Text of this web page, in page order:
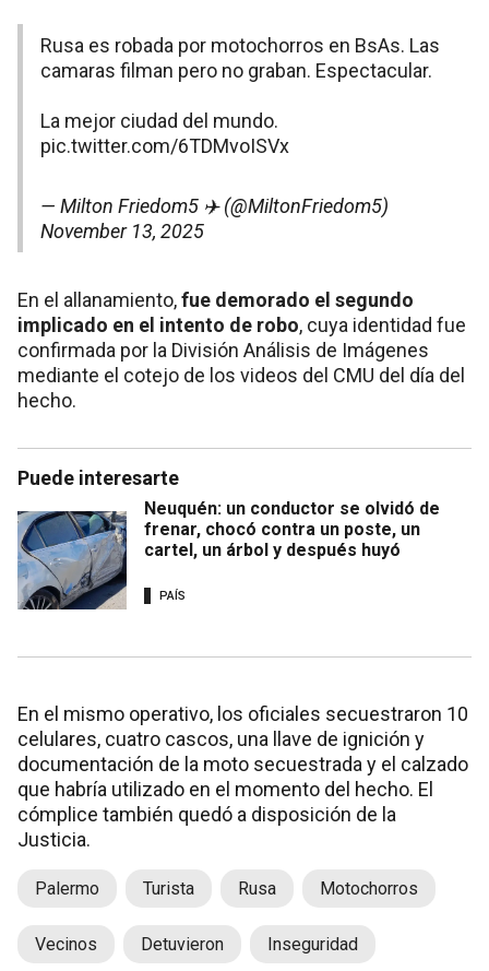
Rusa es robada por motochorros en BsAs. Las
camaras filman pero no graban. Espectacular.
La mejor ciudad del mundo.
pic.twitter.com/6TDMvoISVx
— Milton Friedom5 ✈️ (@MiltonFriedom5)
November 13, 2025
En el allanamiento,fue demorado el segundo
implicado en el intento de robo, cuya identidad fue
confirmada por la División Análisis de Imágenes
mediante el cotejo de los videos del CMU del día del
hecho.
Puede interesarte
Neuquén: un conductor se olvidó de
frenar, chocó contra un poste, un
cartel, un árbol y después huyó
PAÍS
En el mismo operativo, los oficiales secuestraron 10
celulares, cuatro cascos, una llave de ignición y
documentación de la moto secuestrada y el calzado
que habría utilizado en el momento del hecho. El
cómplice también quedó a disposición de la
Justicia.
Palermo Turista Rusa Motochorros
Vecinos Detuvieron Inseguridad